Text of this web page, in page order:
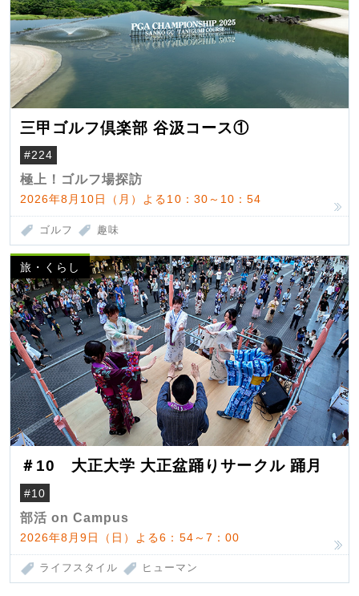
三甲ゴルフ倶楽部 谷汲コース①
#224
極上！ゴルフ場探訪
2026年8月10日（月）よる10：30～10：54
ゴルフ 趣味
旅・くらし
＃10 大正大学 大正盆踊りサークル 踊月
#10
部活 on Campus
2026年8月9日（日）よる6：54～7：00
ライフスタイル ヒューマン